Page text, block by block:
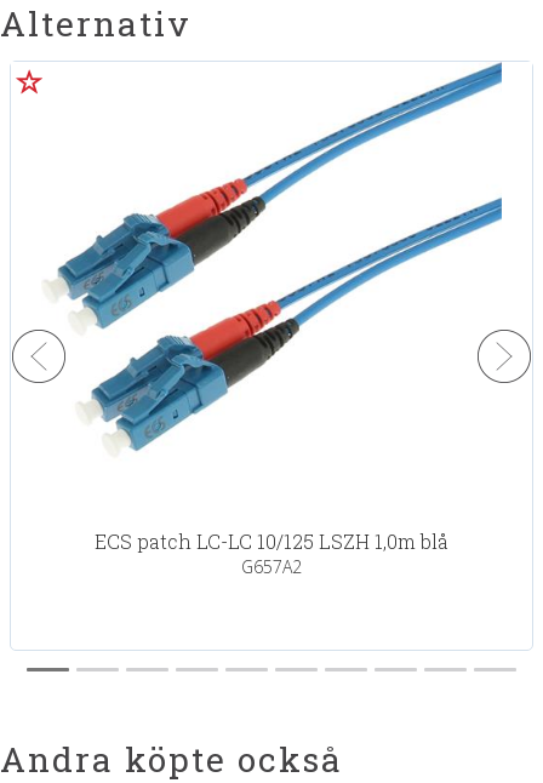
Alternativ
ECS patch LC-LC 10/125 LSZH 1,0m blå
G657A2
Andra köpte också